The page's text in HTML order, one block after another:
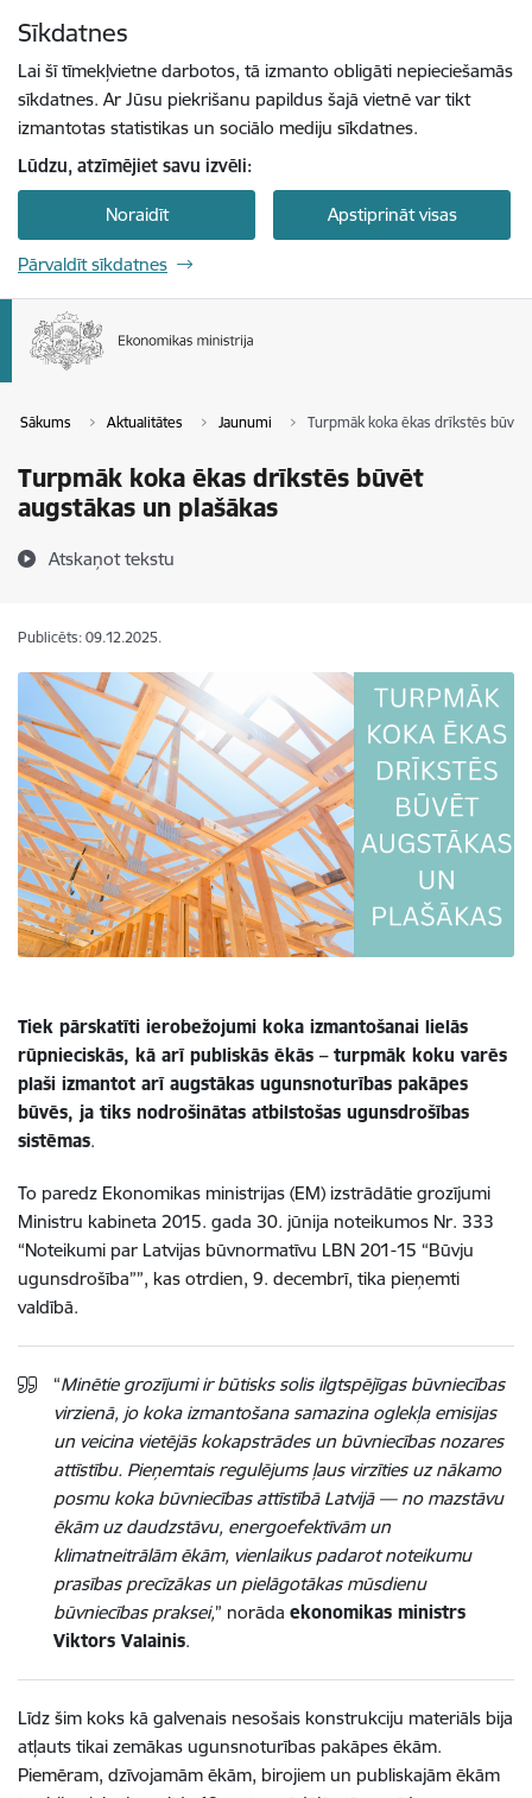
Sīkdatnes
Lai šī tīmekļvietne darbotos, tā izmanto obligāti nepieciešamās
sīkdatnes. Ar Jūsu piekrišanu papildus šajā vietnē var tikt
izmantotas statistikas un sociālo mediju sīkdatnes.
Lūdzu, atzīmējiet savu izvēli:
Noraidīt Apstiprināt visas
Pārvaldīt sīkdatnes
Sākums Aktualitātes Jaunumi Turpmāk koka ēkas drīkstēs būvēt
Turpmāk koka ēkas drīkstēs būvēt
augstākas un plašākas
Atskaņot tekstu
Publicēts: 09.12.2025.
Tiek pārskatīti ierobežojumi koka izmantošanai lielās
rūpnieciskās, kā arī publiskās ēkās – turpmāk koku varēs
plaši izmantot arī augstākas ugunsnoturības pakāpes
būvēs, ja tiks nodrošinātas atbilstošas ugunsdrošības
sistēmas.
To paredz Ekonomikas ministrijas (EM) izstrādātie grozījumi
Ministru kabineta 2015. gada 30. jūnija noteikumos Nr. 333
“Noteikumi par Latvijas būvnormatīvu LBN 201-15 “Būvju
ugunsdrošība””, kas otrdien, 9. decembrī, tika pieņemti
valdībā.
“Minētie grozījumi ir būtisks solis ilgtspējīgas būvniecības
virzienā, jo koka izmantošana samazina oglekļa emisijas
un veicina vietējās kokapstrādes un būvniecības nozares
attīstību. Pieņemtais regulējums ļaus virzīties uz nākamo
posmu koka būvniecības attīstībā Latvijā — no mazstāvu
ēkām uz daudzstāvu, energoefektīvām un
klimatneitrālām ēkām, vienlaikus padarot noteikumu
prasības precīzākas un pielāgotākas mūsdienu
būvniecības praksei,” norāda ekonomikas ministrs
Viktors Valainis.
Līdz šim koks kā galvenais nesošais konstrukciju materiāls bija
atļauts tikai zemākas ugunsnoturības pakāpes ēkām.
Piemēram, dzīvojamām ēkām, birojiem un publiskajām ēkām